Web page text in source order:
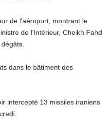
de l’aéroport, montrant le
de l’Intérieur, Cheikh Fahd
dans le bâtiment des
intercepté 13 missiles iraniens